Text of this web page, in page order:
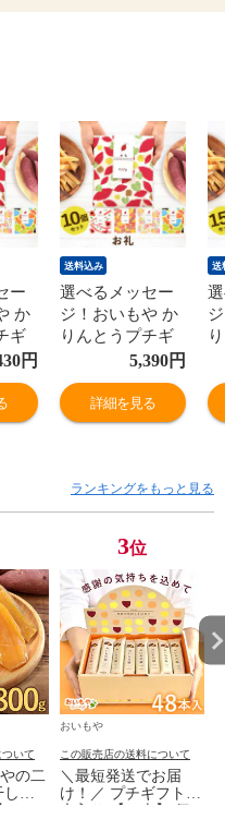
ー
か
ギ
5
料
ー
円
送料込み
選べるメッセー
ジ！おいもや か
りんとうプチギ
フト 【お礼・10
個セット】 送料
無料 人気 スイー
ツ お菓子 産休
定OK！
5,390円
詳細を見る
送
ランキングをもっと見る
いて
の二
し芋
3位
おいもや
この販売店の送料について
＼最短発送でお届
け！／ プチギフト